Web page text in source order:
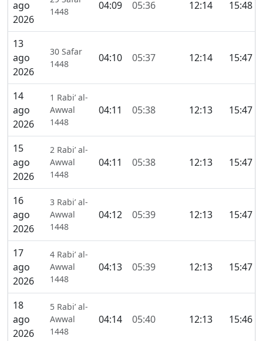
ago
2026
1448
04:09 05:36 12:14 15:48
13
ago
2026
30 Safar
1448
04:10 05:37 12:14 15:47
14
ago
2026
1 Rabi’ al-
Awwal
1448
04:11 05:38 12:13 15:47
15
ago
2026
2 Rabi’ al-
Awwal
1448
04:11 05:38 12:13 15:47
16
ago
2026
3 Rabi’ al-
Awwal
1448
04:12 05:39 12:13 15:47
17
ago
2026
4 Rabi’ al-
Awwal
1448
04:13 05:39 12:13 15:47
18
ago
2026
5 Rabi’ al-
Awwal
1448
04:14 05:40 12:13 15:46